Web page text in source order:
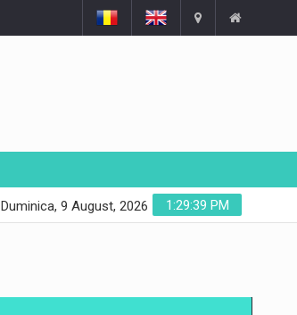
1:29:40 PM
Duminica, 9 August, 2026